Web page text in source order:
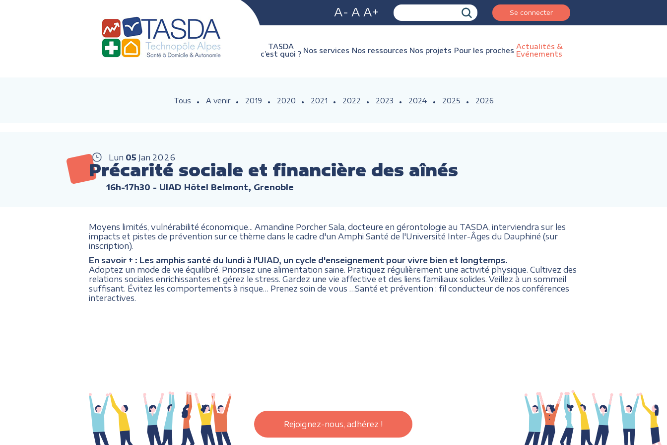
A- A A+ Se connecter
TASDA
c’est quoi ? Nos services Nos ressources Nos projets Pour les proches Actualités &
Evénements
Tous A venir 2019 2020 2021 2022 2023 2024 2025 2026
Lun 05 Jan 2026
Précarité sociale et financière des aînés
16h-17h30 - UIAD Hôtel Belmont, Grenoble
Moyens limités, vulnérabilité économique... Amandine Porcher Sala, docteure en gérontologie au TASDA, interviendra sur les
impacts et pistes de prévention sur ce thème dans le cadre d'un Amphi Santé de l'Université Inter-Âges du Dauphiné (sur
inscription).
En savoir + : Les amphis santé du lundi à l'UIAD, un cycle d'enseignement pour vivre bien et longtemps.
Adoptez un mode de vie équilibré. Priorisez une alimentation saine. Pratiquez régulièrement une activité physique. Cultivez des
relations sociales enrichissantes et gérez le stress. Gardez une vie affective et des liens familiaux solides. Veillez à un sommeil
suffisant. Évitez les comportements à risque… Prenez soin de vous …Santé et prévention : fil conducteur de nos conférences
interactives.
Rejoignez-nous, adhérez !